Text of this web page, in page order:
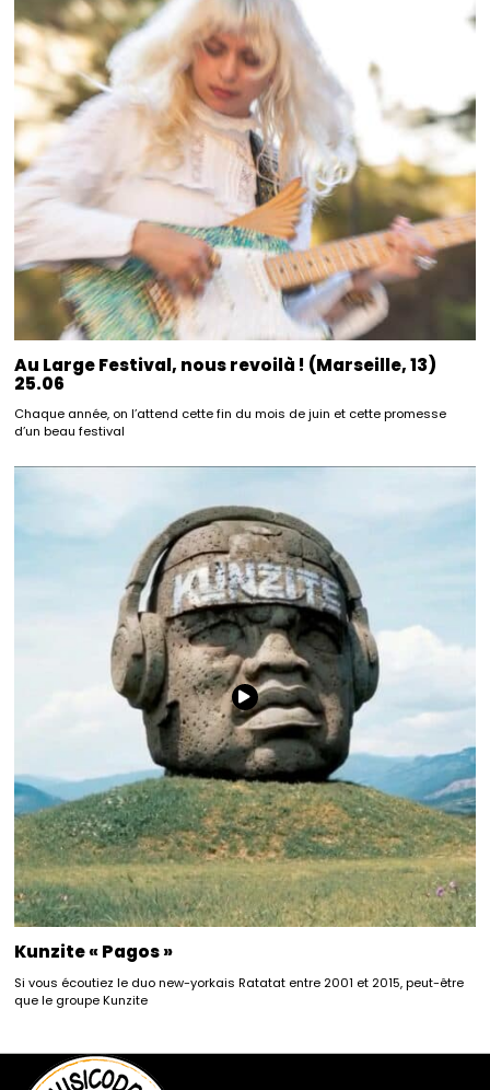
Au Large Festival, nous revoilà ! (Marseille, 13)
25.06
Chaque année, on l’attend cette fin du mois de juin et cette promesse
d’un beau festival
Kunzite « Pagos »
Si vous écoutiez le duo new-yorkais Ratatat entre 2001 et 2015, peut-être
que le groupe Kunzite